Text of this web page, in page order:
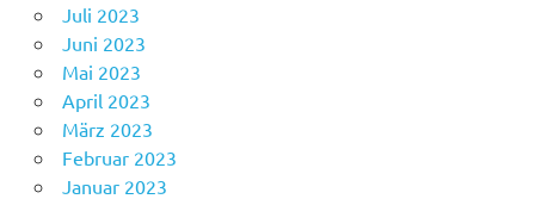
Juli 2023
Juni 2023
Mai 2023
April 2023
März 2023
Februar 2023
Januar 2023